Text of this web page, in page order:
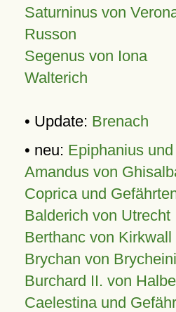
Saturninus von
Russon
Segenus von Iona
Walterich
• Update: Brenach
• neu: Epiphanius
Amandus von
Coprica und
Balderich von Utrecht
Berthanc von Kirkwall
Brychan von
Burchard II. von
Caelestina und